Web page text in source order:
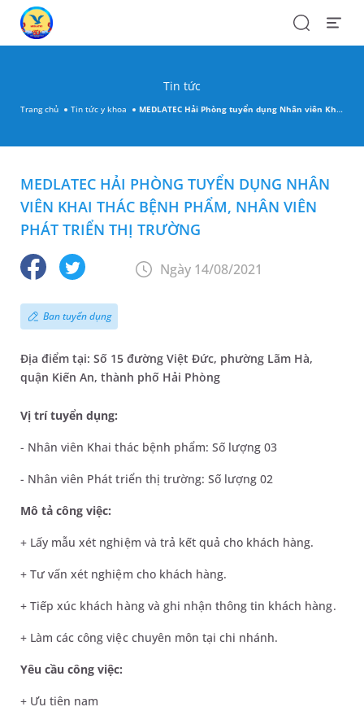
SearchOpen
Tin tức
Trang chủ Tin tức y khoa MEDLATEC Hải Phòng tuyển dụng Nhân viên Khai thác bệnh phẩm, Nhân viên Phát triển thị trường
MEDLATEC HẢI PHÒNG TUYỂN DỤNG NHÂN
VIÊN KHAI THÁC BỆNH PHẨM, NHÂN VIÊN
PHÁT TRIỂN THỊ TRƯỜNG
Ngày 14/08/2021
Ban tuyển dụng
Địa điểm tại: Số 15 đường Việt Đức, phường Lãm Hà,
quận Kiến An, thành phố Hải Phòng
Vị trí tuyển dụng:
- Nhân viên Khai thác bệnh phẩm: Số lượng 03
- Nhân viên Phát triển thị trường: Số lượng 02
Mô tả công việc:
+ Lấy mẫu xét nghiệm và trả kết quả cho khách hàng.
+ Tư vấn xét nghiệm cho khách hàng.
+ Tiếp xúc khách hàng và ghi nhận thông tin khách hàng.
+ Làm các công việc chuyên môn tại chi nhánh.
Yêu cầu công việc:
+ Ưu tiên nam